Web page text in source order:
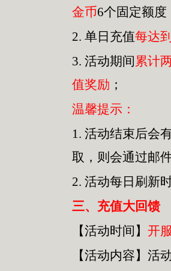
金币6个固定额度
2. 单日充值每达
3. 活动期间累计
值奖励 ；
温馨提示：
1. 活动结束后会
取，则会通过邮
2. 活动每日刷新
三、充值大回馈
【活动时间】 开
【活动内容】活